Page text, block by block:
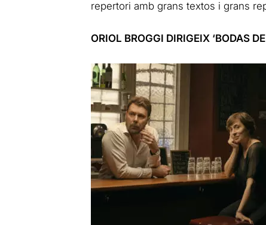
repertori amb grans textos i grans
ORIOL BROGGI DIRIGEIX ‘BODAS